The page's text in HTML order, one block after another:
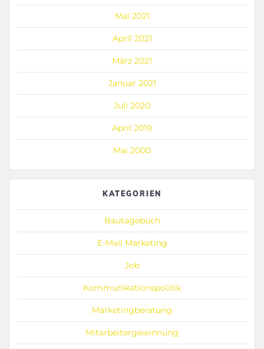
Mai 2021
April 2021
März 2021
Januar 2021
Juli 2020
April 2019
Mai 2000
KATEGORIEN
Bautagebuch
E-Mail Marketing
Job
Kommunikationspolitik
Marketingberatung
Mitarbeitergewinnung